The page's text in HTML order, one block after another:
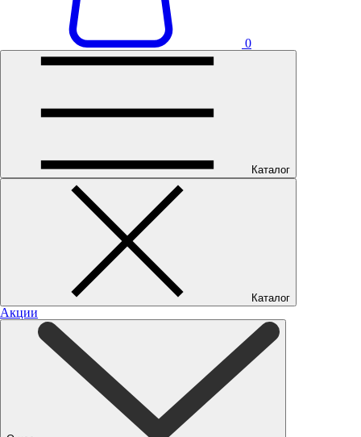
0
Каталог
Каталог
Акции